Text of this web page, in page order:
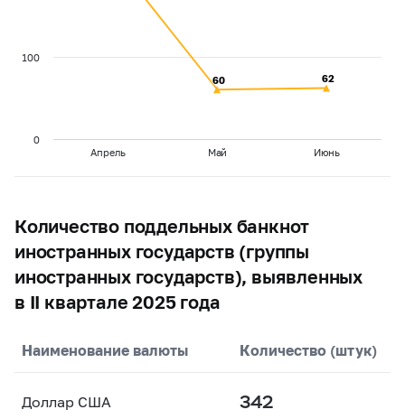
60
60 62
62
Апрель Май Июнь
0
100
Количество поддельных банкнот
иностранных государств (группы
иностранных государств), выявленных
в II квартале 2025 года
Наименование валюты Количество (штук)
Доллар США 342